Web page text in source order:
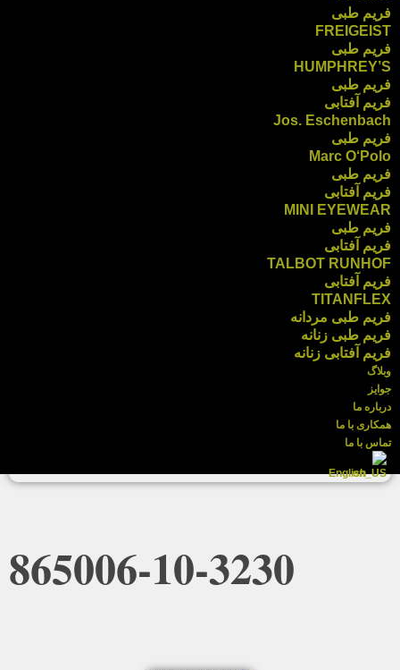
فریم طبی
FREIGEIST
فریم طبی
HUMPHREY’S
فریم طبی
فریم آفتابی
Jos. Eschenbach
فریم طبی
Marc O‘Polo
فریم طبی
فریم آفتابی
MINI EYEWEAR
فریم طبی
فریم آفتابی
TALBOT RUNHOF
فریم آفتابی
TITANFLEX
فریم طبی مردانه
فریم طبی زنانه
فریم آفتابی زنانه
وبلاگ
جوایز
درباره ما
همکاری با ما
تماس با ما
English
865006-10-3230